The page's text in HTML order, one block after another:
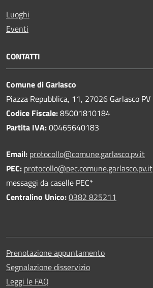
Luoghi
Eventi
CONTATTI
Comune di Garlasco
Piazza Repubblica, 11, 27026 Garlasco PV
Codice Fiscale:85001810184
Partita IVA:00465640183
Email: protocollo@comune.garlasco.pv.it
PEC: protocollo@pec.comune.garlasco.pv.it
messaggi da caselle PEC*
Centralino Unico:0382 825211
Prenotazione appuntamento
Segnalazione disservizio
Leggi le FAQ